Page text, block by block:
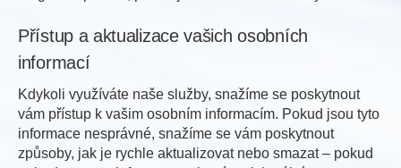
Přístup a aktualizace vašich osobních
informací
Kdykoli využíváte naše služby, snažíme se poskytnout
vám přístup k vašim osobním informacím. Pokud jsou tyto
informace nesprávné, snažíme se vám poskytnout
způsoby, jak je rychle aktualizovat nebo smazat – pokud